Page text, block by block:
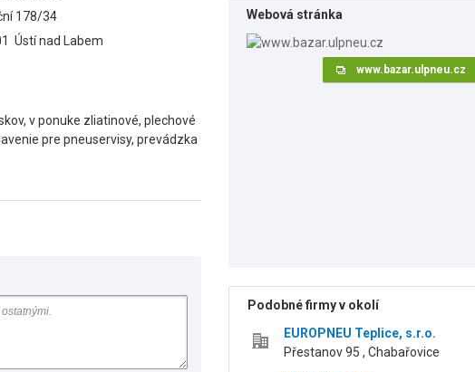
178/34
Ústí nad Labem
v ponuke zliatinové, plechové
pre pneuservisy, prevádzka
Webová stránka
www.bazar.ulpneu.cz
Podobné firmy v okolí
EUROPNEU Teplice, s.r.o.
Přestanov 95 , Chabařovice